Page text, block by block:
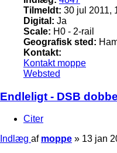
Tilmeldt: 30 jul 2011,
Digital: Ja
Scale: H0 - 2-rail
Geografisk sted:
Kontakt:
Kontakt moppe
Websted
Endleligt - DSB
Citer
Indlæg af moppe » 13 jan